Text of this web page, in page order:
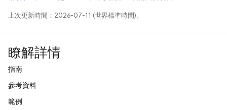
上次更新時間：2026-07-11 (世界標準時間)。
瞭解詳情
指南
參考資料
範例